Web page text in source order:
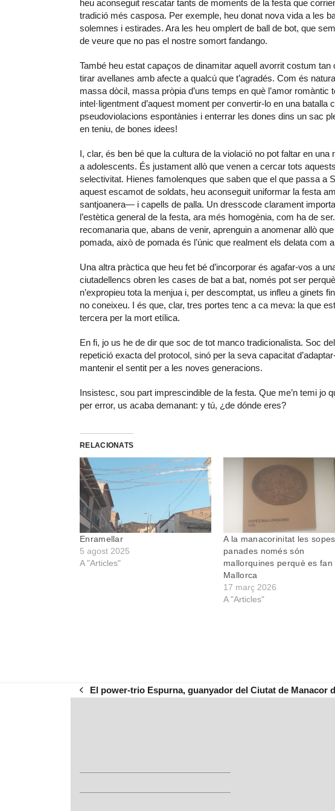
heu aconseguit rescatar tants de moments de la festa que
tradició més casposa. Per exemple, heu donat nova vida a les
solemnes i estirades. Ara les heu omplert de ball de bot, que
de veure que no pas el nostre somort fandango.
També heu estat capaços de dinamitar aquell avorrit costum
tirar avellanes amb afecte a qualcú que t’agradés. Com és
massa dòcil, massa pròpia d’uns temps en què l’amor romàntic
intel·ligentment d’aquest moment per convertir-lo en una
pseudoviolacions espontànies i enterrar les dones dins un sac
en teniu, de bones idees!
I, clar, és ben bé que la cultura de la violació no pot faltar en
a adolescents. És justament allò que venen a cercar tots
selectivitat. Hienes famolenques que saben que el que passa a
aquest escamot de soldats, heu aconseguit uniformar la festa
santjoanera— i capells de palla. Un dresscode clarament
l’estètica general de la festa, ara més homogènia, com ha de
recomanaria que, abans de venir, aprenguin a anomenar allò
pomada, això de pomada és l’únic que realment els delata com
Una altra pràctica que heu fet bé d’incorporar és agafar-vos a
ciutadellencs obren les cases de bat a bat, només pot ser
n’expropieu tota la menjua i, per descomptat, us infleu a ginets
no coneixeu. I és que, clar, tres portes tenc a ca meva: la que
tercera per la mort etílica.
En fi, jo us he de dir que soc de tot manco tradicionalista. Soc
repetició exacta del protocol, sinó per la seva capacitat
mantenir el sentit per a les noves generacions.
Insistesc, sou part imprescindible de la festa. Que me’n temi jo
per error, us acaba demanant: y tú, ¿de dónde eres?
RELACIONATS
Enramellar
5 agost 2025
A "Articles"
A la manacorinitat les
panades només són
mallorquines perquè es fan
Mallorca
17 març 2026
A "Articles"
previous
El power-trio Espurna, guanyador del Ciutat de Manacor